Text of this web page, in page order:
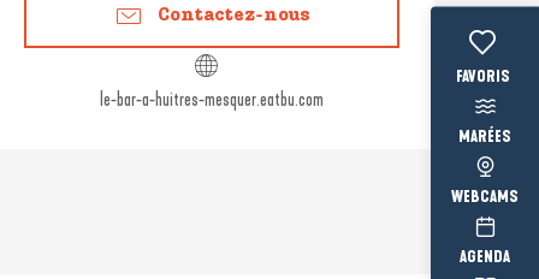
Voir les
MARÉES
WEBCAMS
AGENDA
Contactez-nous
le-bar-a-huitres-mesquer.eatbu.com